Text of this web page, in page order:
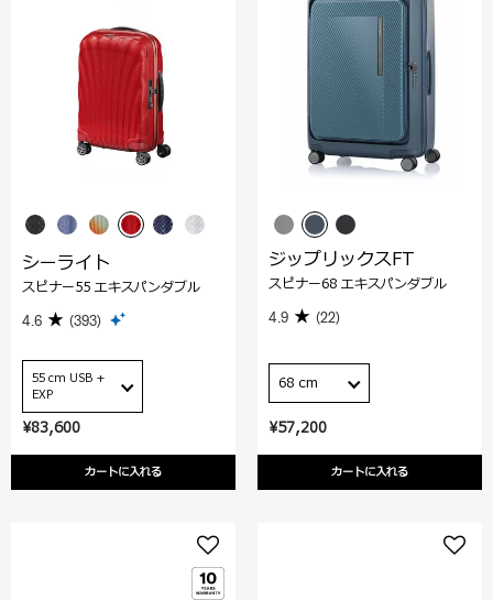
¥83,600
カートに入れる
シーライト
スピナー55 エキスパンダブル
4.6 (393)
55 cm USB +
EXP
¥57,200
カートに入れる
ジップリックスFT
スピナー68 エキスパンダブル
4.9 (22)
68 cm